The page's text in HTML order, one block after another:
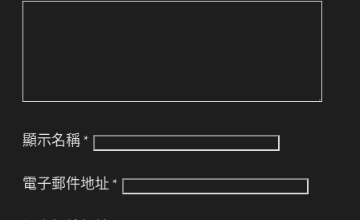
顯示名稱 *
電子郵件地址 *